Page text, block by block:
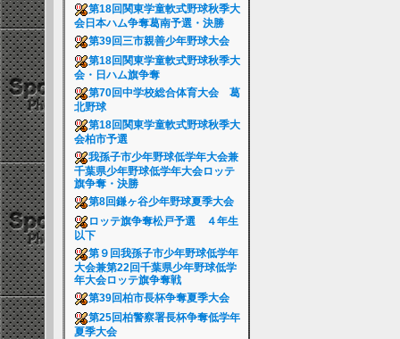
第18回関東学童軟式野球秋季大
会日本ハム争奪葛南予選・決勝
第39回三市親善少年野球大会
第18回関東学童軟式野球秋季大
会・日ハム旗争奪
第70回中学校総合体育大会 葛
北野球
第18回関東学童軟式野球秋季大
会柏市予選
我孫子市少年野球低学年大会兼
千葉県少年野球低学年大会ロッテ
旗争奪・決勝
第8回鎌ヶ谷少年野球夏季大会
ロッテ旗争奪松戸予選 ４年生
以下
第９回我孫子市少年野球低学年
大会兼第22回千葉県少年野球低学
年大会ロッテ旗争奪戦
第39回柏市長杯争奪夏季大会
第25回柏警察署長杯争奪低学年
夏季大会